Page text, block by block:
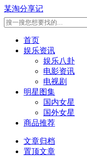
某淘分享记
首页
娱乐资讯
娱乐八卦
电影资讯
电视剧
明星图集
国内女星
国外女星
商品推荐
文章归档
置顶文章